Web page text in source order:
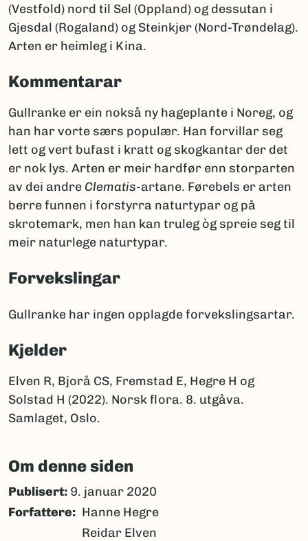
(Vestfold) nord til Sel (Oppland) og dessutan i
Gjesdal (Rogaland) og Steinkjer (Nord-Trøndelag).
Arten er heimleg i Kina.
Kommentarar
Gullranke er ein nokså ny hageplante i Noreg, og
han har vorte særs populær. Han forvillar seg
lett og vert bufast i kratt og skogkantar der det
er nok lys. Arten er meir hardfør enn storparten
av dei andre Clematis-artane. Førebels er arten
berre funnen i forstyrra naturtypar og på
skrotemark, men han kan truleg òg spreie seg til
meir naturlege naturtypar.
Forvekslingar
Gullranke har ingen opplagde forvekslingsartar.
Kjelder
Elven R, Bjorå CS, Fremstad E, Hegre H og
Solstad H (2022). Norsk flora. 8. utgåva.
Samlaget, Oslo.
Om denne siden
Publisert: 9. januar 2020
Forfattere
Hanne Hegre
Reidar Elven